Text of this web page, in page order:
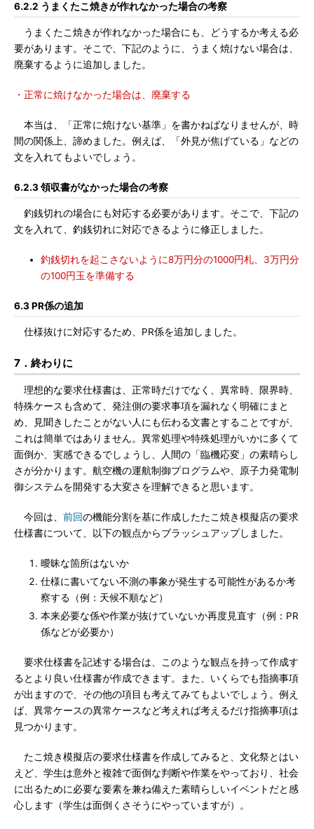
6.2.2 うまくたこ焼きが作れなかった場合の考察
うまくたこ焼きが作れなかった場合にも、どうするか考える必
要があります。そこで、下記のように、うまく焼けない場合は、
廃棄するように追加しました。
・正常に焼けなかった場合は、廃棄する
本当は、「正常に焼けない基準」を書かねばなりませんが、時
間の関係上、諦めました。例えば、「外見が焦げている」などの
文を入れてもよいでしょう。
6.2.3 領収書がなかった場合の考察
釣銭切れの場合にも対応する必要があります。そこで、下記の
文を入れて、釣銭切れに対応できるように修正しました。
釣銭切れを起こさないように8万円分の1000円札、3万円分
の100円玉を準備する
6.3 PR係の追加
仕様抜けに対応するため、PR係を追加しました。
7．終わりに
理想的な要求仕様書は、正常時だけでなく、異常時、限界時、
特殊ケースも含めて、発注側の要求事項を漏れなく明確にまと
め、見聞きしたことがない人にも伝わる文書とすることですが、
これは簡単ではありません。異常処理や特殊処理がいかに多くて
面倒か、実感できるでしょうし、人間の「臨機応変」の素晴らし
さが分かります。航空機の運航制御プログラムや、原子力発電制
御システムを開発する大変さを理解できると思います。
今回は、 前回の機能分割を基に作成したたこ焼き模擬店の要求
仕様書について、以下の観点からブラッシュアップしました。
曖昧な箇所はないか
仕様に書いてない不測の事象が発生する可能性があるか考
察する（例：天候不順など）
本来必要な係や作業が抜けていないか再度見直す（例：PR
係などが必要か）
要求仕様書を記述する場合は、このような観点を持って作成す
るとより良い仕様書が作成できます。また、いくらでも指摘事項
が出ますので、その他の項目も考えてみてもよいでしょう。例え
ば、異常ケースの異常ケースなど考えれば考えるだけ指摘事項は
見つかります。
たこ焼き模擬店の要求仕様書を作成してみると、文化祭とはい
えど、学生は意外と複雑で面倒な判断や作業をやっており、社会
に出るために必要な要素を兼ね備えた素晴らしいイベントだと感
心します（学生は面倒くさそうにやっていますが）。